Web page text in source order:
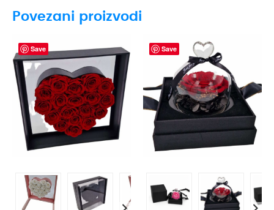
Povezani proizvodi
Save Save